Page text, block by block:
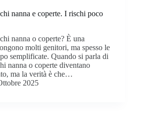
nanna e coperte. I rischi poco
nanna o coperte? È una
molti genitori, ma spesso le
semplificate. Quando si parla di
nanna o coperte diventano
ma la verità è che…
2025